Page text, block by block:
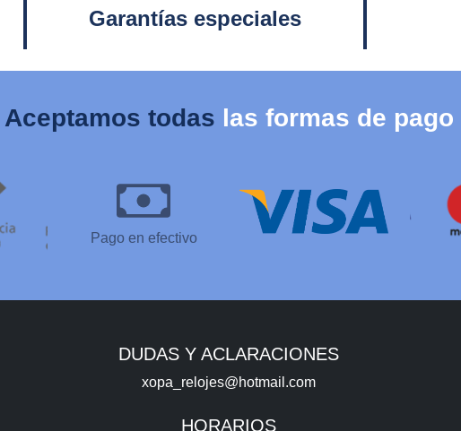
Garantías especiales
Aceptamos todas las formas de pago
Pago en efectivo
DUDAS Y ACLARACIONES
xopa_relojes@hotmail.com
HORARIOS